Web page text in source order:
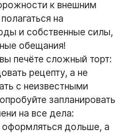
к внешним
на
и собственные силы,
обещания!
печёте сложный торт:
рецепту, а не
с неизвестными
запланировать
на все дела:
дольше, а